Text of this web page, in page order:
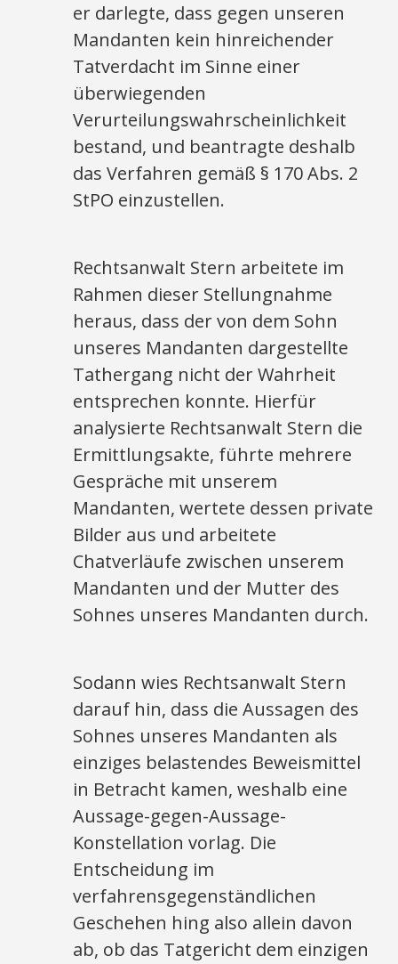
er darlegte, dass gegen unseren
Mandanten kein hinreichender
Tatverdacht im Sinne einer
überwiegenden
Verurteilungswahrscheinlichkeit
bestand, und beantragte deshalb
das Verfahren gemäß § 170 Abs. 2
StPO einzustellen.
Rechtsanwalt Stern arbeitete im
Rahmen dieser Stellungnahme
heraus, dass der von dem Sohn
unseres Mandanten dargestellte
Tathergang nicht der Wahrheit
entsprechen konnte. Hierfür
analysierte Rechtsanwalt Stern die
Ermittlungsakte, führte mehrere
Gespräche mit unserem
Mandanten, wertete dessen private
Bilder aus und arbeitete
Chatverläufe zwischen unserem
Mandanten und der Mutter des
Sohnes unseres Mandanten durch.
Sodann wies Rechtsanwalt Stern
darauf hin, dass die Aussagen des
Sohnes unseres Mandanten als
einziges belastendes Beweismittel
in Betracht kamen, weshalb eine
Aussage-gegen-Aussage-
Konstellation vorlag. Die
Entscheidung im
verfahrensgegenständlichen
Geschehen hing also allein davon
ab, ob das Tatgericht dem einzigen